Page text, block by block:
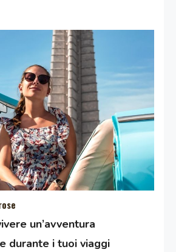
un’avventura
durante i tuoi viaggi